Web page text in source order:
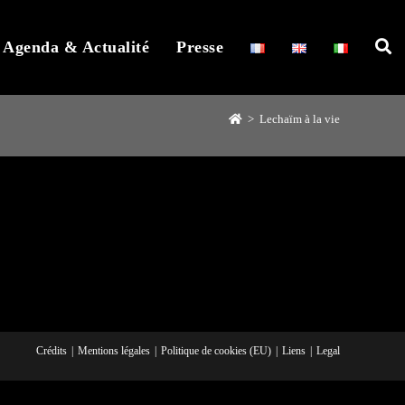
Agenda & Actualité Presse
> Lechaïm à la vie
Crédits Mentions légales Politique de cookies (EU) Liens Legal